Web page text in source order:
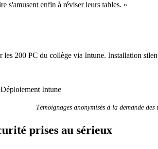
s'amusent enfin à réviser leurs tables. »
les 200 PC du collège via Intune. Installation
Intune
Témoignages anonymisés à la demande
prises au sérieux